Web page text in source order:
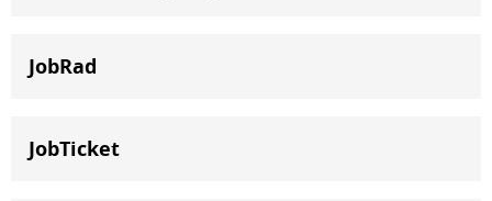
JobRad
JobTicket